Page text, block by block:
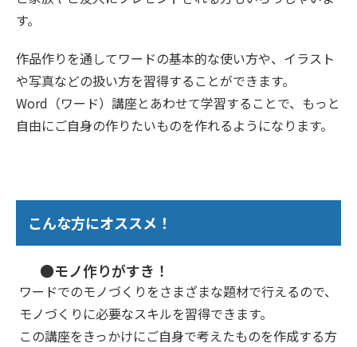
す。
作品作りを通してワードの基本的な使い方や、イラスト
や写真などの扱い方を習得することができます。
Word（ワード）講座とあわせて学習することで、もっと
自由にご自身の作りたいものを作れるようになります。
こんな方にオススメ！
●モノ作りがすき！
ワードでのモノづくりをさまざまな題材で行えるので、
モノづくりに必要なスキルを習得できます。
この講座をきっかけにご自身で考えたものを作成する方